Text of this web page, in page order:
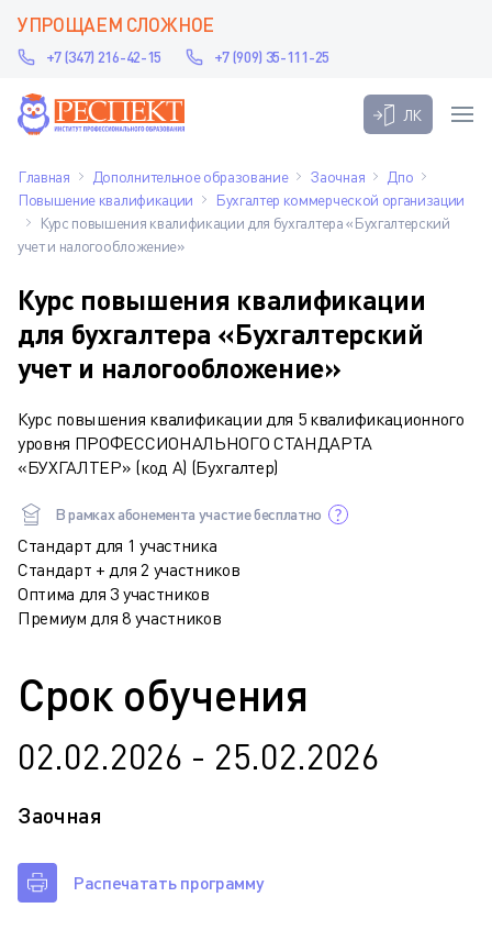
УПРОЩАЕМ СЛОЖНОЕ
+7 (347) 216-42-15 +7 (909) 35-111-25
ЛК
Главная Дополнительное образование Заочная
Дпо
Повышение квалификации
Бухгалтер коммерческой организации
Курс повышения квалификации для бухгалтера «Бухгалтерский
учет и налогообложение»
Курс повышения квалификации
для бухгалтера «Бухгалтерский
учет и налогообложение»
Курс повышения квалификации для 5 квалификационного
уровня ПРОФЕССИОНАЛЬНОГО СТАНДАРТА
«БУХГАЛТЕР» (код А) (Бухгалтер)
В рамках абонемента участие бесплатно
Стандарт для 1 участника
Стандарт + для 2 участников
Оптима для 3 участников
Премиум для 8 участников
Срок обучения
02.02.2026 - 25.02.2026
Заочная
Распечатать программу